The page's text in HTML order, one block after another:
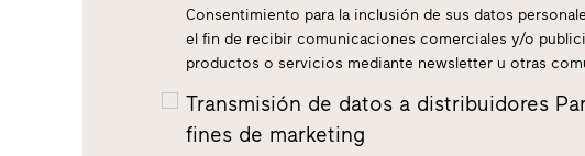
Consentimiento para la inclusión de sus datos
el fin de recibir comunicaciones comerciales y/o
productos o servicios mediante newsletter u otras
Transmisión de datos a distribuidores
fines de marketing